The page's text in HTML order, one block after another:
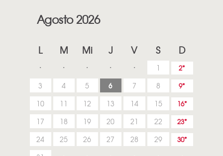
Agosto 2026
L M Mi J V S D
1 2
3 4 5 6 7 8 9
10 11 12 13 14 15 16
17 18 19 20 21 22 23
24 25 26 27 28 29 30